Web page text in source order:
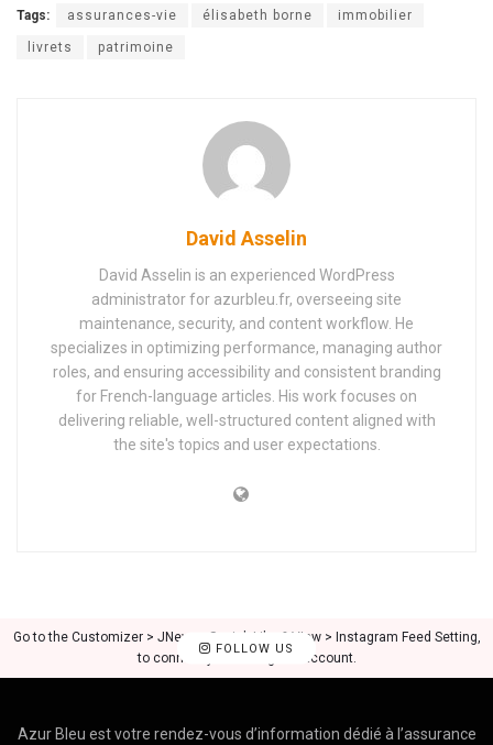
Tags: assurances-vie élisabeth borne immobilier
livrets patrimoine
David Asselin
David Asselin is an experienced WordPress
administrator for azurbleu.fr, overseeing site
maintenance, security, and content workflow. He
specializes in optimizing performance, managing author
roles, and ensuring accessibility and consistent branding
for French-language articles. His work focuses on
delivering reliable, well-structured content aligned with
the site's topics and user expectations.
FOLLOW US
Go to the Customizer > JNews : Social, Like & View > Instagram Feed Setting,
to connect your Instagram account.
Azur Bleu est votre rendez-vous d’information dédié à l’assurance